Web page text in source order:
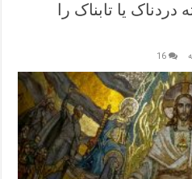
یا تابناک را
16